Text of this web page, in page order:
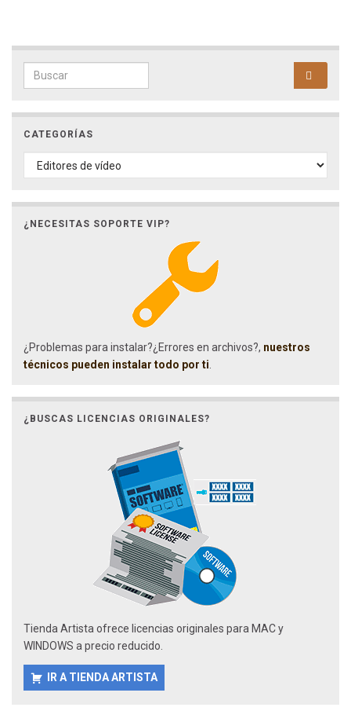
Search for:
CATEGORÍAS
CATEGORÍAS
¿NECESITAS SOPORTE VIP?
¿Problemas para instalar?¿Errores en archivos?, nuestros
técnicos pueden instalar todo por ti.
¿BUSCAS LICENCIAS ORIGINALES?
Tienda Artista ofrece licencias originales para MAC y
WINDOWS a precio reducido.
IR A TIENDA ARTISTA